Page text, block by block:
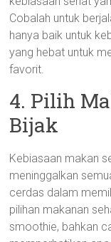
Cobalah untuk
hanya baik untuk
yang hebat untuk
favorit.
4. Pilih
Bijak
Kebiasaan makan
meninggalkan
cerdas dalam
pilihan makanan
smoothie, bahkan